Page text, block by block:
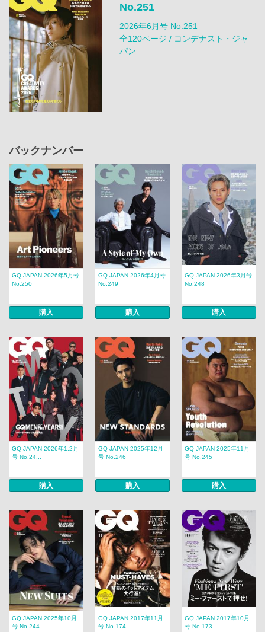
No.251
2026年6月号 No.251
全120ページ / コンデナスト・ジャ
パン
バックナンバー
GQ JAPAN 2026年5月号
No.250
購入
GQ JAPAN 2026年4月号
No.249
購入
GQ JAPAN 2026年3月号
No.248
購入
GQ JAPAN 2026年1.2月
号 No.24...
購入
GQ JAPAN 2025年12月
号 No.246
購入
GQ JAPAN 2025年11月
号 No.245
購入
GQ JAPAN 2025年10月
号 No.244
GQ JAPAN 2017年11月
号 No.174
GQ JAPAN 2017年10月
号 No.173